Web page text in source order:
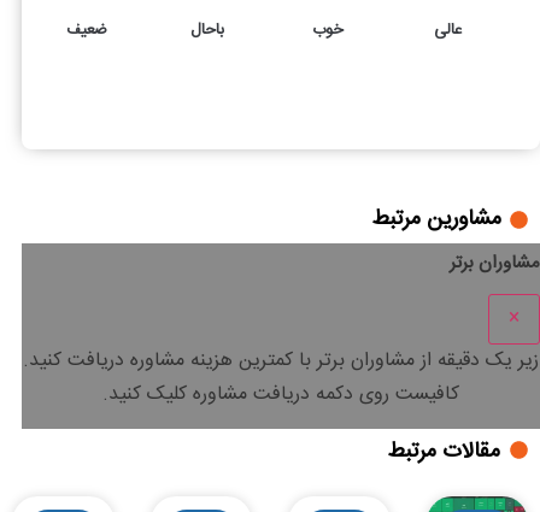
عالی خوب باحال ضعیف
مشاورین مرتبط
مشاوران برتر
×
زیر یک دقیقه از مشاوران برتر باکمترین هزینه مشاوره دریافت کنید.
کافیست روی دکمه دریافت مشاوره کلیک کنید.
مقالات مرتبط